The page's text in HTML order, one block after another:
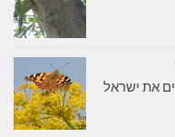
את ישראל